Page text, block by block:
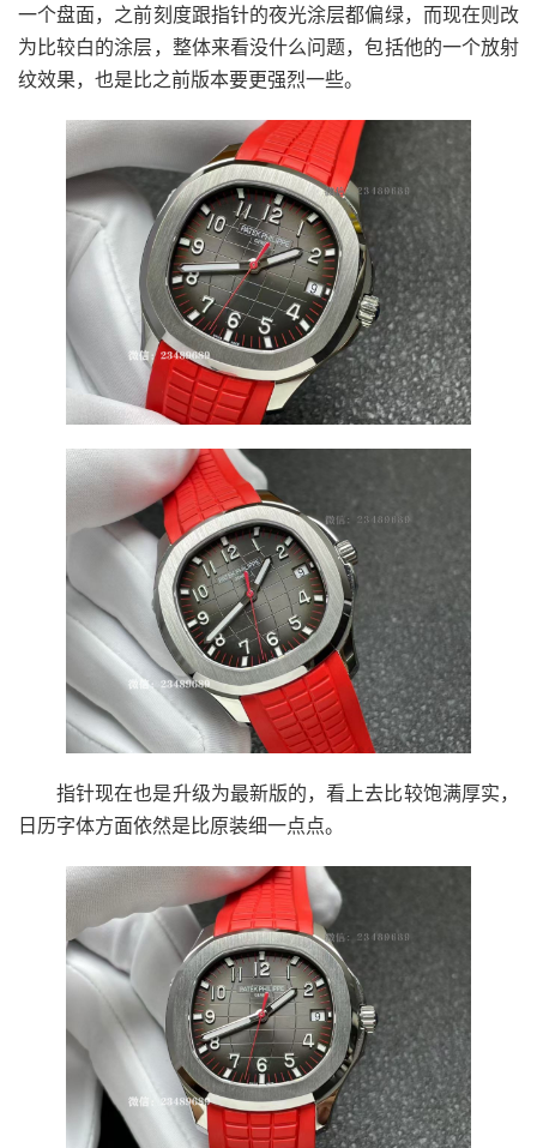
一个盘面，之前刻度跟指针的夜光涂层都偏绿，而现在则改
为比较白的涂层，整体来看没什么问题，包括他的一个放射
纹效果，也是比之前版本要更强烈一些。
指针现在也是升级为最新版的，看上去比较饱满厚实，
日历字体方面依然是比原装细一点点。